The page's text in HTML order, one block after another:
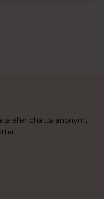
eller chatta anonymt